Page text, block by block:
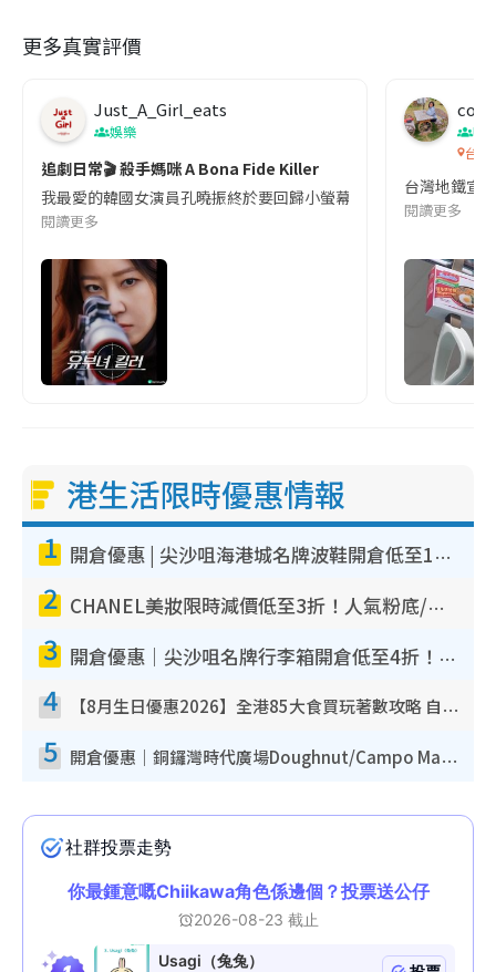
更多真實評價
Just_A_Girl_eats
娛樂
追劇日常🎬 殺手媽咪 A Bona Fide Killer
我最愛的韓國女演員孔曉振終於要回歸小螢幕啦!這次的劇本改編
閱讀更多
co
吹
台灣
台灣地鐵宣
閱讀更多
港生活限時優惠情報
1 開倉優惠 | 尖沙咀海港城名牌波鞋開倉低至1折！On鞋$899起／Joy&Peace鞋履$98起
2 CHANEL美妝限時減價低至3折！人氣粉底/唇膏/精華液低至$275！COCO香水都有平
3 開倉優惠｜尖沙咀名牌行李箱開倉低至4折！一連5日 American Tourister/ace./Hallmark $200起！
4 【8月生日優惠2026】全港85大食買玩著數攻略 自助餐/火鍋放題同行免費＋誠品/DONKI送現金券
5 開倉優惠｜銅鑼灣時代廣場Doughnut/Campo Marzio開倉低至1折！背囊、書包、手袋劈價$200起